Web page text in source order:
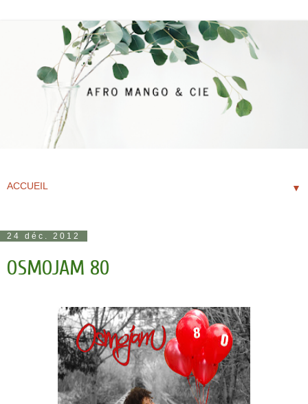
▼
24 déc. 2012
OSMOJAM 80